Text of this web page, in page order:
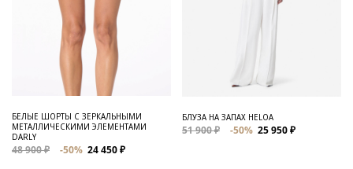
БЕЛЫЕ ШОРТЫ С ЗЕРКАЛЬНЫМИ
МЕТАЛЛИЧЕСКИМИ ЭЛЕМЕНТАМИ
DARLY
48 900 ₽ -50% 24 450 ₽
БЛУЗА НА ЗАПАХ HELOA
51 900 ₽ -50% 25 950 ₽